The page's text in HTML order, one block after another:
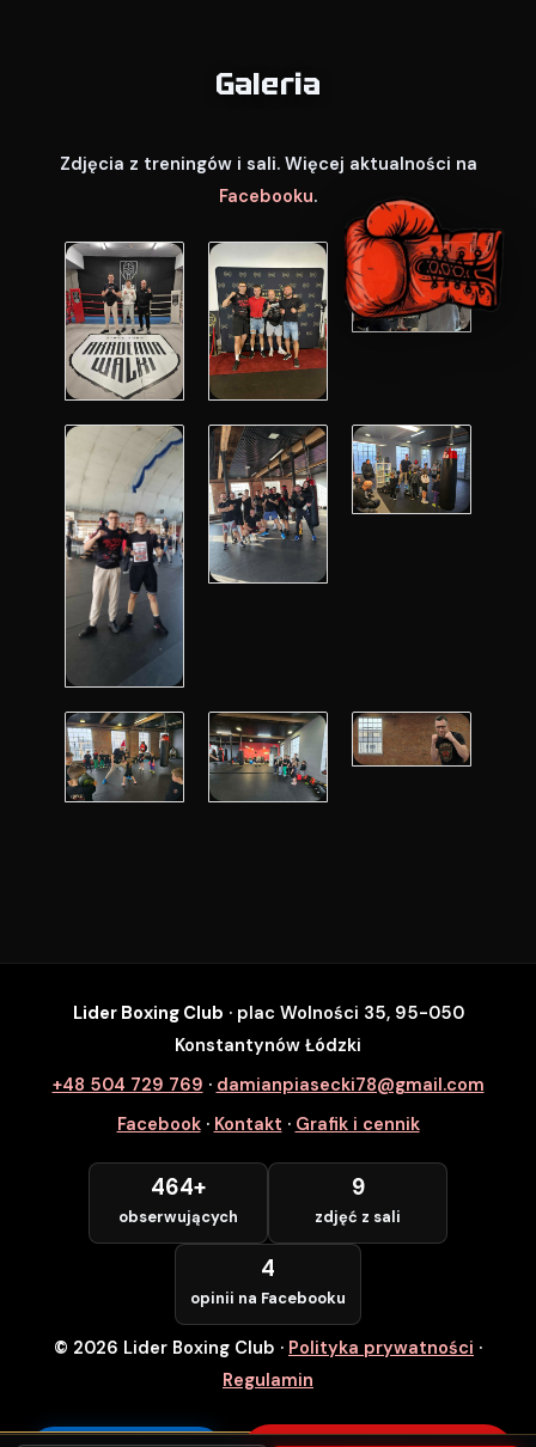
Galeria
Zdjęcia z treningów i sali. Więcej aktualności na
Facebooku.
SZYBKI ZAPIS
Zapisz się na wybrane zajęcia
Numer Telefonu *
POTWIERDZAM — WCHODZĘ ZA
DARMO
Lider Boxing Club · plac Wolności 35, 95-050
Konstantynów Łódzki
+48 504 729 769 · damianpiasecki78@gmail.com
Facebook· Kontakt · Grafik i cennik
464+
obserwujących
9
zdjęć z sali
4
opinii na Facebooku
© 2026 Lider Boxing Club · Polityka prywatności ·
Regulamin